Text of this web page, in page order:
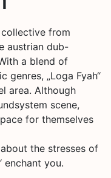
collective from
austrian dub-
a blend of
genres, „Loga Fyah“
area. Although
scene,
for themselves
the stresses of
enchant you.